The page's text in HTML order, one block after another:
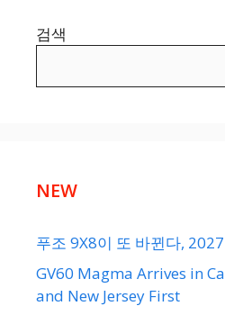
검색
NEW
푸조 9X8이 또 바뀐다,
GV60 Magma Arrives in
and New Jersey First